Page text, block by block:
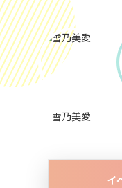
雪乃美愛
イ